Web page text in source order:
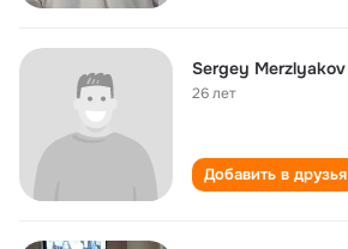
Sergey Merzlyakov
26 лет
Добавить в друзья